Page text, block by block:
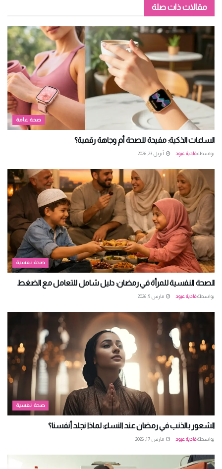
مقالات ذات صلة
صحة عامة
الساعات الذكية: مفيدة للصحة أم وجاهة رقمية؟
بواسطةفادية عبود أبريل 23, 2026
صحة نفسية
الصحة النفسية للمرأة في رمضان: دليل شامل للتعامل مع الضغط
بواسطةفادية عبود مارس 9, 2026
صحة نفسية
الشعور بالذنب في رمضان عند النساء: لماذا نجلد أنفسنا؟
بواسطةفادية عبود مارس 17, 2026